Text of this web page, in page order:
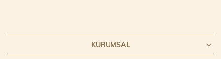
KURUMSAL